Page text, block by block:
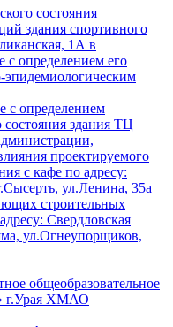
состояния
здания спортивного
1А в
с определением его
эпидемиологическим
с определением
состояния здания ТЦ
проектируемого
с кафе по адресу:
ул.Ленина, 35а
строительных
Свердловская
ул.Огнеупорщиков,
общеобразовательное
г.Урая ХМАО